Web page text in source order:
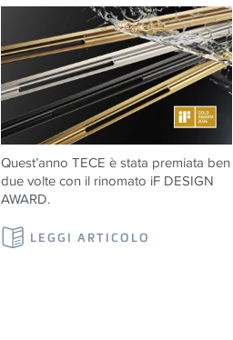
Quest’anno TECE è stata premiata ben
due volte con il rinomato iF DESIGN
AWARD.
LEGGI ARTICOLO